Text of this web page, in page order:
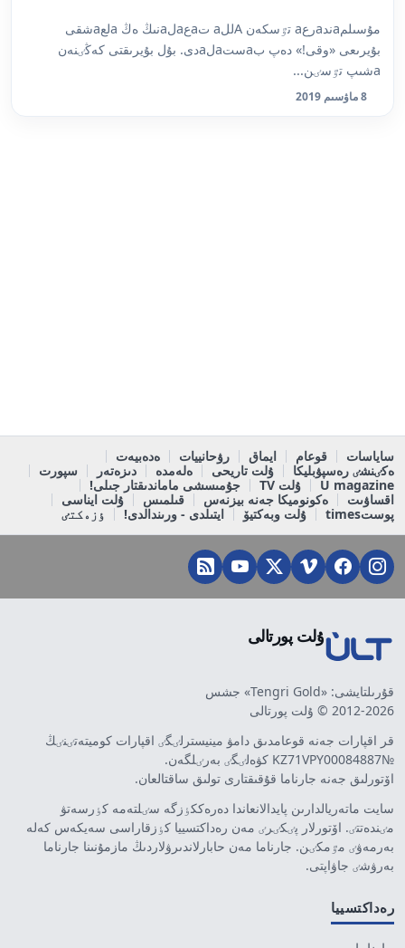
مۇسىلمaندaرعa تٷسكەن Aللa تaعaلaنىڭ ەڭ aلعaشقى
بۇيرىعى «وقى!» دەپ بaستaلaدى. بۇل بۇيرىقتى كەڭٸنەن
aشىپ تٷسٸن...
8 ماۋسىم 2019
ساياسات قوعام ايماق رۋحانييات
ەدەبيەت
ەكٸنشٸ رەسپۋبليكا
ۇلت تاريحى ەلەمدە دىزەتەر
سپورت
U magazine
ۇلت TV
جۇمىسشى ماماندىقتار جىلى!
اقساۋىت
ەكونوميكا جەنە بيزنەس قىلمىس
ۇلت ايناسى
پوستtimes
ۇلت وبەكتيۆ ايتىلدى - ورىندالدى! ٶزەكتٸ
ۇلت پورتالى
قۇرىلتايشى: «Tengri Gold» جشس
2012-2026 © ۇلت پورتالى
قر اقپارات جەنە قوعامدىق دامۋ مينيسترلٸگٸ اقپارات كوميتەتٸنٸڭ
№KZ71VPY00084887 كۋەلٸگٸ بەرٸلگەن.
اۆتورلىق جەنە جارناما قۇقىقتارى تولىق ساقتالعان.
سايت ماتەريالدارىن پايدالانعاندا دەرەككٶزگە سٸلتەمە كٶرسەتۋ
مٸندەتتٸ. اۆتورلار پٸكٸرٸ مەن رەداكتسييا كٶزقاراسى سەيكەس كەلە
بەرمەۋٸ مٷمكٸن. جارناما مەن حابارلاندىرۋلاردىڭ مازمۇنىنا جارناما
بەرۋشٸ جاۋاپتى.
رەداكتسييا